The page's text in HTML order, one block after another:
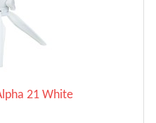
21 White